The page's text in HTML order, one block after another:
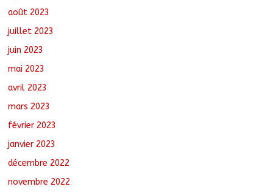
août 2023
juillet 2023
juin 2023
mai 2023
avril 2023
mars 2023
février 2023
janvier 2023
décembre 2022
novembre 2022